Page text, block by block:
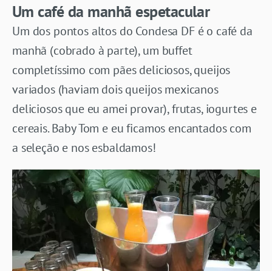
Um café da manhã espetacular
Um dos pontos altos do Condesa DF é o café da
manhã (cobrado à parte), um buffet
completíssimo com pães deliciosos, queijos
variados (haviam dois queijos mexicanos
deliciosos que eu amei provar), frutas, iogurtes e
cereais. Baby Tom e eu ficamos encantados com
a seleção e nos esbaldamos!